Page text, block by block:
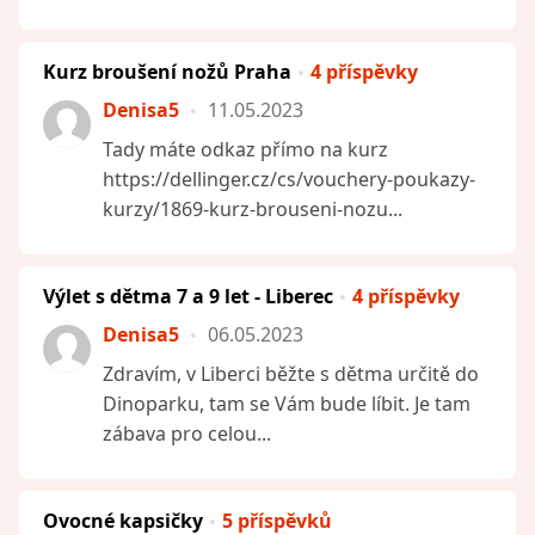
Kurz broušení nožů Praha
4 příspěvky
Denisa5
11.05.2023
Tady máte odkaz přímo na kurz
https://dellinger.cz/cs/vouchery-poukazy-
kurzy/1869-kurz-brouseni-nozu...
Výlet s dětma 7 a 9 let - Liberec
4 příspěvky
Denisa5
06.05.2023
Zdravím, v Liberci běžte s dětma určitě do
Dinoparku, tam se Vám bude líbit. Je tam
zábava pro celou...
Ovocné kapsičky 5 příspěvků